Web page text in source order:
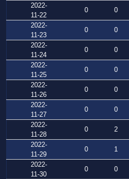
2022-
11-22
0 0
2022-
11-23
0 0
2022-
11-24
0 0
2022-
11-25
0 0
2022-
11-26
0 0
2022-
11-27
0 0
2022-
11-28
0 2
2022-
11-29
0 1
2022-
11-30
0 0